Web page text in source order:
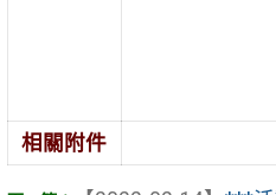
相關附件